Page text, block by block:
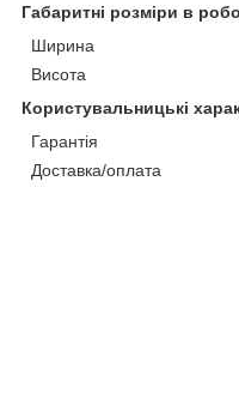
Габаритні розміри в
Ширина
Висота
Користувальницькі
Гарантія
Доставка/оплата